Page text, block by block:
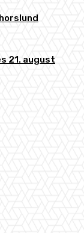
21. august